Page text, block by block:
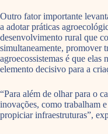
Outro fator importante
a adotar práticas
desenvolvimento rural que
simultaneamente, promover
agroecossistemas é que
elemento decisivo para a
“Para além de olhar para o
inovações, como trabalham
propiciar infraestruturas”,